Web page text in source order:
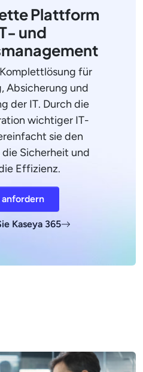
Plattform
und
für
Absicherung und
der IT. Durch die
wichtiger IT-
sie den
Sicherheit und
Effizienz.
anfordern
Kaseya 365